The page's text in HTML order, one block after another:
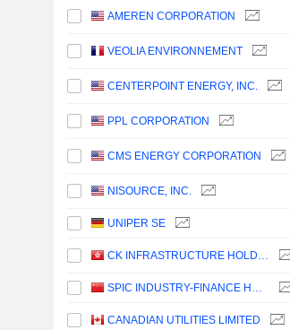
AMEREN CORPORATION
VEOLIA ENVIRONNEMENT
CENTERPOINT ENERGY, INC.
PPL CORPORATION
CMS ENERGY CORPORATION
NISOURCE, INC.
UNIPER SE
CK INFRASTRUCTURE HOLDINGS LIMITED
SPIC INDUSTRY-FINANCE HOLDINGS CO., LTD.
CANADIAN UTILITIES LIMITED